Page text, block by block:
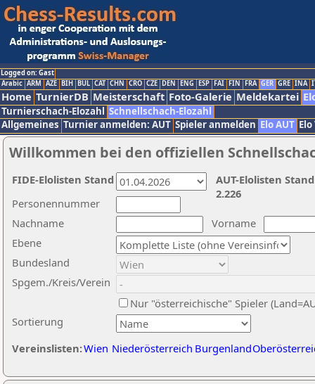
Logged on: Gast
Arabic ARM AZE BIH BUL CAT CHN CRO CZE DEN ENG ESP FAI FIN FRA GER GRE INA
Home TurnierDB Meisterschaft Foto-Galerie Meldekartei
Turnierschach-Elozahl Schnellschach-Elozahl
Allgemeines Turnier anmelden: AUT Spieler anmelden Elo AUT
Willkommen bei den offiziellen
Nachname
Vorname
Ebene
Sortierung
Personennummer
Bundesland
Spgem./Kreis/Verein
Nur "österreichische" Spieler
Vereinslisten:Wien Niederösterreich Burgenland
AUT-Elolisten
2.226
FIDE-Elolisten Stand